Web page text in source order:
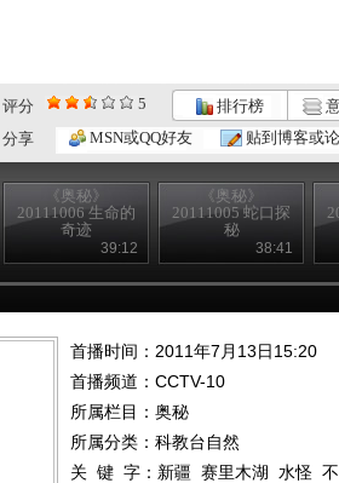
评分 5 排行榜
分享
MSN或QQ好友 贴到博客或
《奥秘》
20111006 生命的
奇迹
39:12
《奥秘》
20111005 蛇口探
秘
38:41
首播时间：2011年7月13日15:20
首播频道： CCTV-10
所属栏目： 奥秘
所属分类：科教台自然
关 键 字： 新疆 赛里木湖 水怪